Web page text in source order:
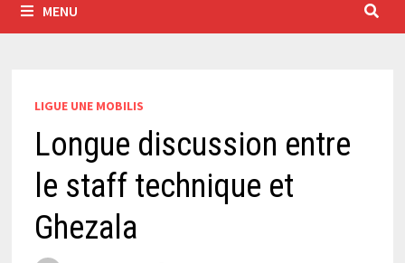
MENU
LIGUE UNE MOBILIS
Longue discussion entre
le staff technique et
Ghezala